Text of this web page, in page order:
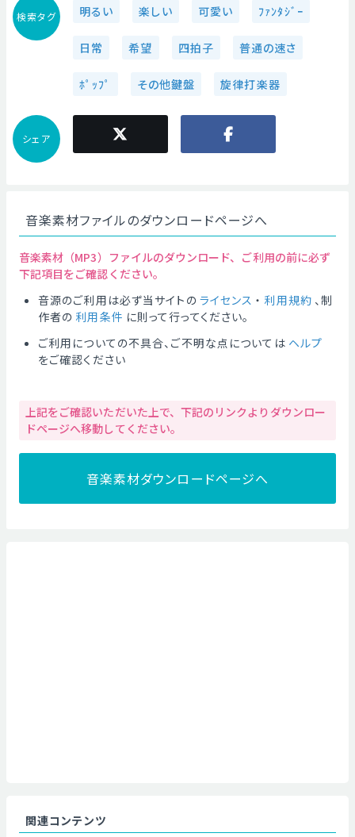
検索タグ 明るい 楽しい 可愛い ﾌｧﾝﾀｼﾞｰ
日常 希望 四拍子 普通の速さ
ﾎﾟｯﾌﾟ その他鍵盤 旋律打楽器
シェア
音楽素材ファイルのダウンロードページへ
音楽素材（MP3）ファイルのダウンロード、ご利用の前に必ず
下記項目をご確認ください。
音源のご利用は必ず当サイトの ライセンス ・ 利用規約 、制
作者の 利用条件 に則って行ってください。
ご利用についての不具合、ご不明な点については ヘルプ
をご確認ください
上記をご確認いただいた上で、下記のリンクよりダウンロー
ドページへ移動してください。
音楽素材ダウンロードページへ
関連コンテンツ